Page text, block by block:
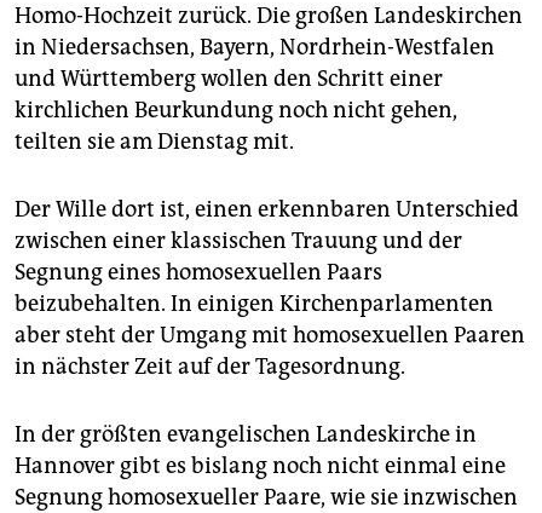
unterstützen
abo
genossenschaft
Homo-Hochzeit zurück. Die großen Landeskirchen
in Niedersachsen, Bayern, Nordrhein-Westfalen
und Württemberg wollen den Schritt einer
kirchlichen Beurkundung noch nicht gehen,
teilten sie am Dienstag mit.
Der Wille dort ist, einen erkennbaren Unterschied
zwischen einer klassischen Trauung und der
Segnung eines homosexuellen Paars
beizubehalten. In einigen Kirchenparlamenten
aber steht der Umgang mit homosexuellen Paaren
in nächster Zeit auf der Tagesordnung.
In der größten evangelischen Landeskirche in
Hannover gibt es bislang noch nicht einmal eine
Segnung homosexueller Paare, wie sie inzwischen